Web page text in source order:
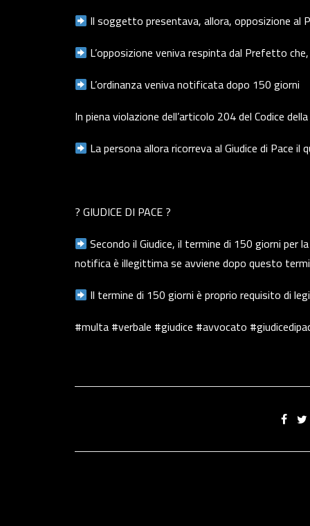
Il soggetto presentava, allora, opposizione
L’opposizione veniva respinta dal Prefetto
L’ordinanza veniva notificata dopo 150 giorni
In piena violazione dell’articolo 204 del Codice
La persona allora ricorreva al Giudice di Pace
? GIUDICE DI PACE ?
Secondo il Giudice, il termine di 150 giorni
notifica è illegittima se avviene dopo questo
Il termine di 150 giorni è proprio requisito di
#multa #verbale #giudice #avvocato